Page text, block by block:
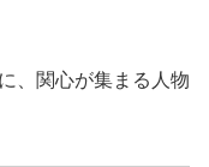
、関心が集まる人物